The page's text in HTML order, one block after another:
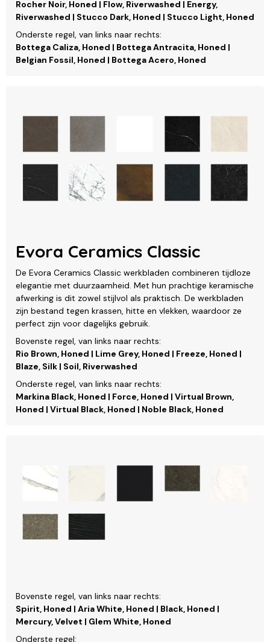
Rocher Noir, Honed | Flow, Riverwashed | Energy,
Riverwashed | Stucco Dark, Honed | Stucco Light, Honed
Onderste regel, van links naar rechts:
Bottega Caliza, Honed | Bottega Antracita, Honed |
Belgian Fossil, Honed | Bottega Acero, Honed
Evora Ceramics Classic
De Evora Ceramics Classic werkbladen combineren tijdloze
elegantie met duurzaamheid. Met hun prachtige keramische
afwerking is dit zowel stijlvol als praktisch. De werkbladen
zijn bestand tegen krassen, hitte en vlekken, waardoor ze
perfect zijn voor dagelijks gebruik.
Bovenste regel, van links naar rechts:
Rio Brown, Honed | Lime Grey, Honed | Freeze, Honed |
Blaze, Silk | Soil, Riverwashed
Onderste regel, van links naar rechts:
Markina Black, Honed | Force, Honed | Virtual Brown,
Honed | Virtual Black, Honed | Noble Black, Honed
Bovenste regel, van links naar rechts:
Spirit, Honed | Aria White, Honed | Black, Honed |
Mercury, Velvet | Glem White, Honed
Onderste regel: